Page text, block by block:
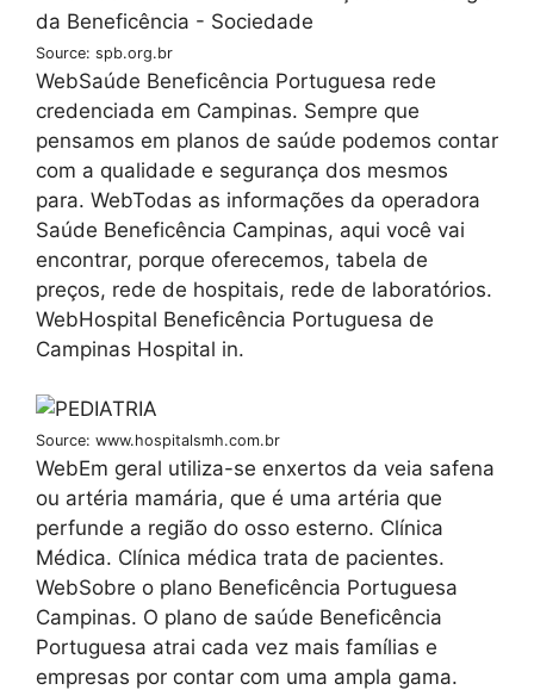
Source: spb.org.br
WebSaúde Beneficência Portuguesa rede
credenciada em Campinas. Sempre que
pensamos em planos de saúde podemos contar
com a qualidade e segurança dos mesmos
para. WebTodas as informações da operadora
Saúde Beneficência Campinas, aqui você vai
encontrar, porque oferecemos, tabela de
preços, rede de hospitais, rede de laboratórios.
WebHospital Beneficência Portuguesa de
Campinas Hospital in.
Source: www.hospitalsmh.com.br
WebEm geral utiliza-se enxertos da veia safena
ou artéria mamária, que é uma artéria que
perfunde a região do osso esterno. Clínica
Médica. Clínica médica trata de pacientes.
WebSobre o plano Beneficência Portuguesa
Campinas. O plano de saúde Beneficência
Portuguesa atrai cada vez mais famílias e
empresas por contar com uma ampla gama.